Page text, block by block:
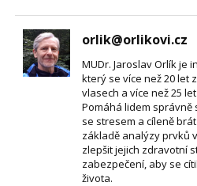
orlik@orlikovi.cz
MUDr. Jaroslav Orlík je
který se více než 20 let
vlasech a více než 25
Pomáhá lidem
se stresem a cíleně
základě analýzy prvků
zlepšit jejich zdravotní
zabezpečení, aby se
života.